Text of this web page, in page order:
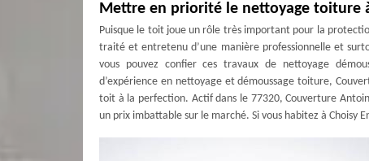
Mettre en priorité le nettoyage toiture
Puisque le toit joue un rôle très important pour la
traité et entretenu d’une manière professionnelle et
vous pouvez confier ces travaux de nettoyage
d’expérience en nettoyage et démoussage toiture,
toit à la perfection. Actif dans le 77320, Couverture
un prix imbattable sur le marché. Si vous habitez à Choisy